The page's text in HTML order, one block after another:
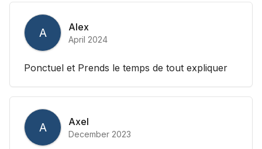
A Alex
April 2024
Ponctuel et Prends le temps de tout expliquer
A Axel
December 2023